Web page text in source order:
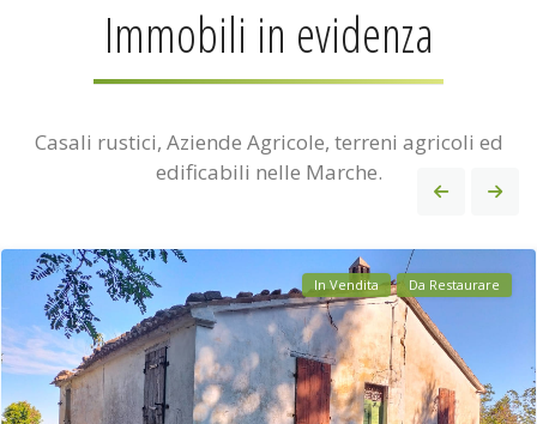
Immobili in evidenza
Casali rustici, Aziende Agricole, terreni agricoli ed
edificabili nelle Marche.
In Vendita Da Restaurare